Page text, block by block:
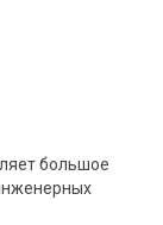
большое